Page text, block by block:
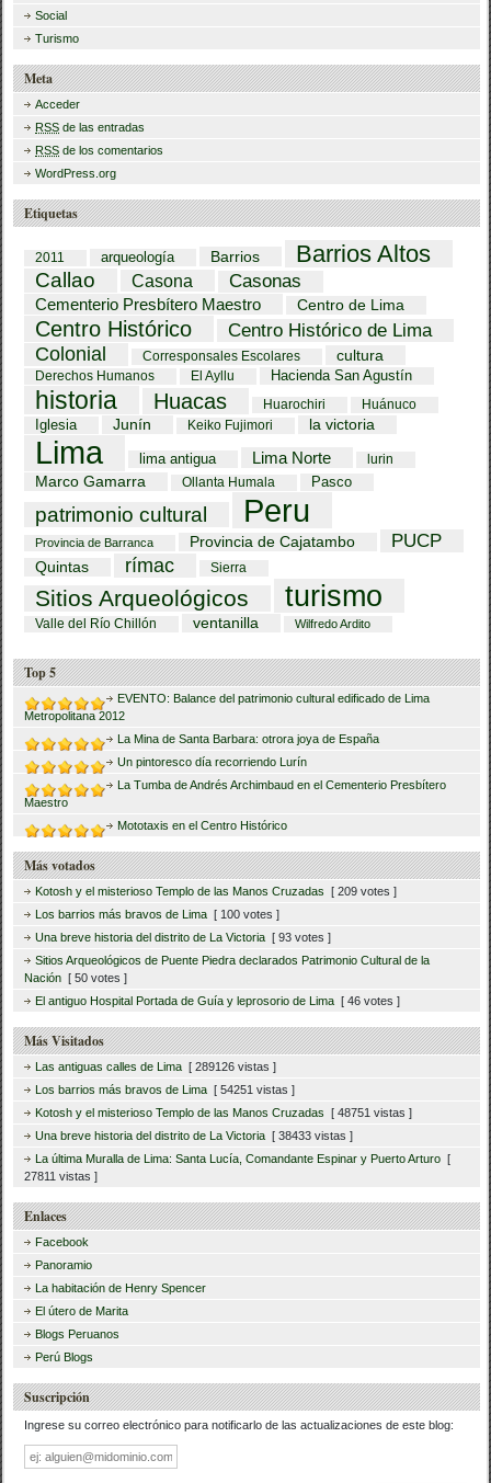
Social
Turismo
Meta
Acceder
RSS de las entradas
RSS de los comentarios
WordPress.org
Etiquetas
2011 arqueología Barrios Barrios Altos
Callao Casona Casonas
Cementerio Presbítero Maestro Centro de Lima
Centro Histórico
Centro Histórico de Lima
Colonial
Corresponsales Escolares cultura
Derechos Humanos El Ayllu Hacienda San Agustín
historia Huacas Huarochiri Huánuco
Iglesia Junín Keiko Fujimori la victoria
Lima lima antigua Lima Norte lurin
Marco Gamarra Ollanta Humala Pasco
patrimonio cultural Peru
Provincia de Barranca Provincia de Cajatambo PUCP
Quintas rímac Sierra
Sitios Arqueológicos turismo
Valle del Río Chillón ventanilla Wilfredo Ardito
Top 5
EVENTO: Balance del patrimonio cultural edificado de Lima
Metropolitana 2012
La Mina de Santa Barbara: otrora joya de España
Un pintoresco día recorriendo Lurín
La Tumba de Andrés Archimbaud en el Cementerio Presbítero
Maestro
Mototaxis en el Centro Histórico
Más votados
Kotosh y el misterioso Templo de las Manos Cruzadas [ 209 votes ]
Los barrios más bravos de Lima [ 100 votes ]
Una breve historia del distrito de La Victoria [ 93 votes ]
Sitios Arqueológicos de Puente Piedra declarados Patrimonio Cultural de la
Nación [ 50 votes ]
El antiguo Hospital Portada de Guía y leprosorio de Lima [ 46 votes ]
Más Visitados
Las antiguas calles de Lima [ 289126 vistas ]
Los barrios más bravos de Lima [ 54251 vistas ]
Kotosh y el misterioso Templo de las Manos Cruzadas [ 48751 vistas ]
Una breve historia del distrito de La Victoria [ 38433 vistas ]
La última Muralla de Lima: Santa Lucía, Comandante Espinar y Puerto Arturo [
27811 vistas ]
Enlaces
Facebook
Panoramio
La habitación de Henry Spencer
El útero de Marita
Blogs Peruanos
Perú Blogs
Suscripción
Ingrese su correo electrónico para notificarlo de las actualizaciones de este blog:
Dirección
de
correo